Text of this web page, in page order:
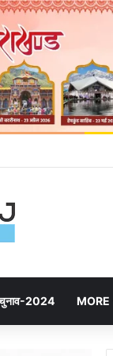
2024 MORE